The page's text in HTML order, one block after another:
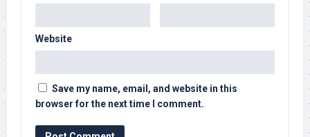
Website
Save my name, email, and website in this
browser for the next time I comment.